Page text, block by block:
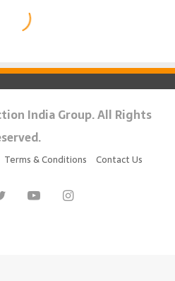
India Group. All Rights
Terms & Conditions Contact Us
Twitter YouTubeInstagram